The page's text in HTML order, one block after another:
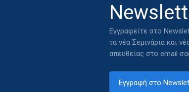
Εγγραφείτε στο
τα νέα Σεμινάρια και
απευθείας στο email
Εγγραφή στο